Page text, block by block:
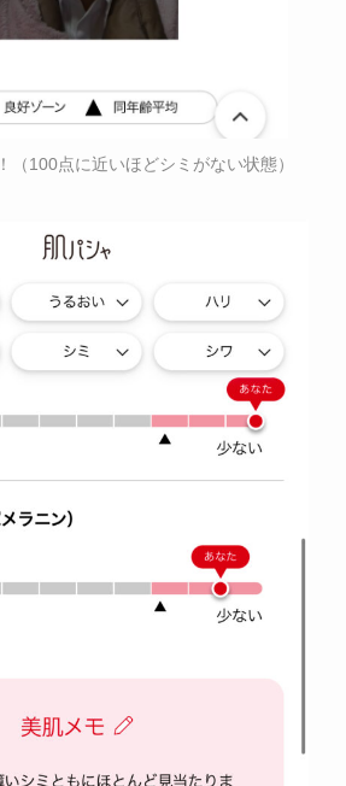
（100点に近いほどシミがない状態）